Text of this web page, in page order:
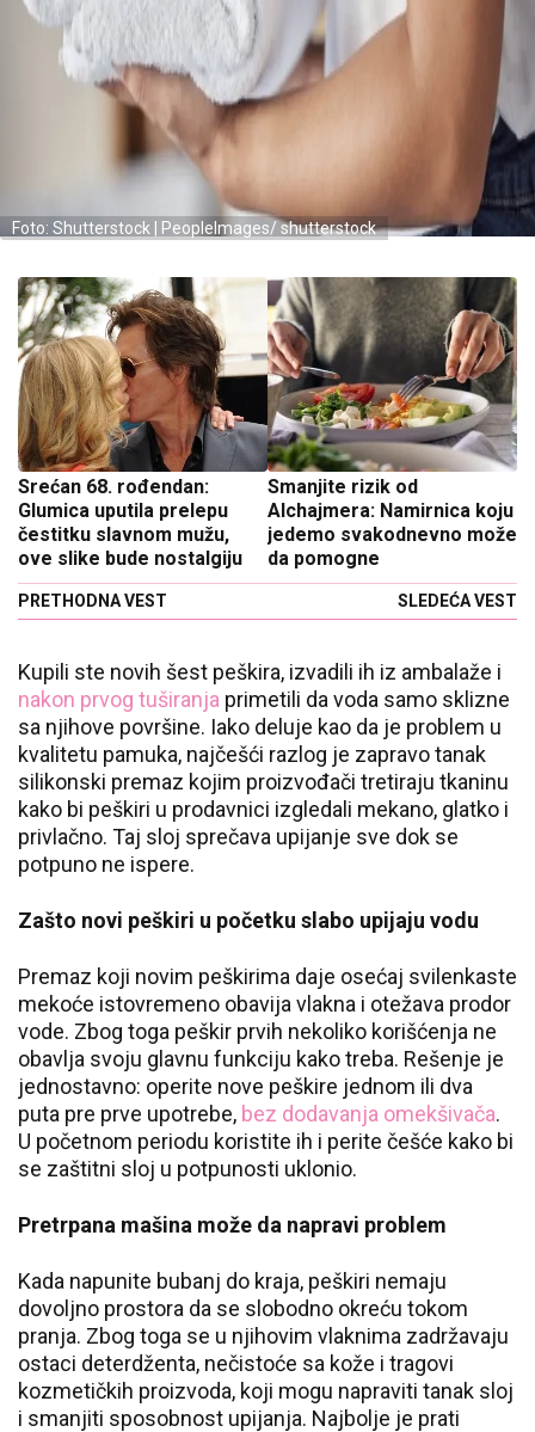
Foto: Shutterstock | PeopleImages/ shutterstock
Srećan 68. rođendan:
Glumica uputila prelepu
čestitku slavnom mužu,
ove slike bude nostalgiju
PRETHODNA VEST
Smanjite rizik od
Alchajmera: Namirnica koju
jedemo svakodnevno može
da pomogne
SLEDEĆA VEST
Kupili ste novih šest peškira, izvadili ih iz ambalaže i
nakon prvog tuširanja primetili da voda samo sklizne
sa njihove površine. Iako deluje kao da je problem u
kvalitetu pamuka, najčešći razlog je zapravo tanak
silikonski premaz kojim proizvođači tretiraju tkaninu
kako bi peškiri u prodavnici izgledali mekano, glatko i
privlačno. Taj sloj sprečava upijanje sve dok se
potpuno ne ispere.
Zašto novi peškiri u početku slabo upijaju vodu
Premaz koji novim peškirima daje osećaj svilenkaste
mekoće istovremeno obavija vlakna i otežava prodor
vode. Zbog toga peškir prvih nekoliko korišćenja ne
obavlja svoju glavnu funkciju kako treba. Rešenje je
jednostavno: operite nove peškire jednom ili dva
puta pre prve upotrebe, bez dodavanja omekšivača.
U početnom periodu koristite ih i perite češće kako bi
se zaštitni sloj u potpunosti uklonio.
Pretrpana mašina može da napravi problem
Kada napunite bubanj do kraja, peškiri nemaju
dovoljno prostora da se slobodno okreću tokom
pranja. Zbog toga se u njihovim vlaknima zadržavaju
ostaci deterdženta, nečistoće sa kože i tragovi
kozmetičkih proizvoda, koji mogu napraviti tanak sloj
i smanjiti sposobnost upijanja. Najbolje je prati